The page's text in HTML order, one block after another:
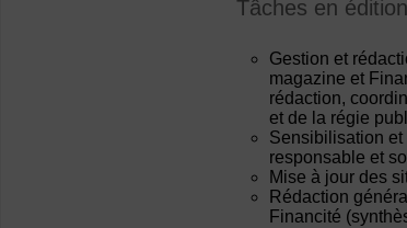
Tâches en édition
Gestion et
magazine et
rédaction,
et de la régie
Sensibilisation et
responsable et
Mise à jour des
Rédaction
Financité